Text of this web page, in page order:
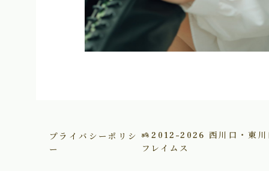
プライバシーポリシ
ー
2012–2026 西川口・東
フレイムス